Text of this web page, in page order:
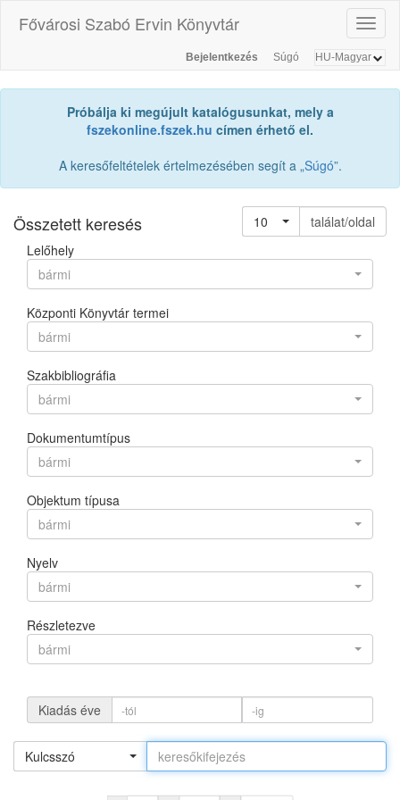
Fővárosi Szabó Ervin Könyvtár
Bejelentkezés Súgó
Próbálja ki megújult katalógusunkat, mely a
fszekonline.fszek.hu címen érhető el.
A keresőfeltételek értelmezésében segít a „Súgó”.
Összetett keresés 10
találat/oldal
Lelőhely
bármi
Központi Könyvtár termei
bármi
Szakbibliográfia
bármi
Dokumentumtípus
bármi
Objektum típusa
bármi
Nyelv
bármi
Részletezve
bármi
Kiadás éve
Kulcsszó